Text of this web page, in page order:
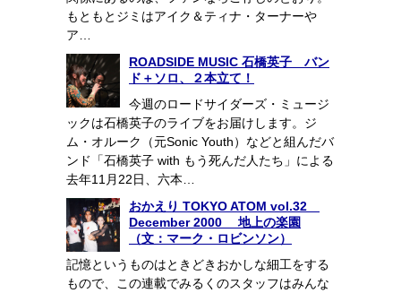
もともとジミはアイク＆ティナ・ターナーや
ア…
ROADSIDE MUSIC 石橋英子 バン
ド＋ソロ、２本立て！
今週のロードサイダーズ・ミュージ
ックは石橋英子のライブをお届けします。ジ
ム・オルーク（元Sonic Youth）などと組んだバ
ンド「石橋英子 with もう死んだ人たち」による
去年11月22日、六本…
おかえり TOKYO ATOM vol.32
December 2000 地上の楽園
（文：マーク・ロビンソン）
記憶というものはときどきおかしな細工をする
もので、この連載でみるくのスタッフはみんな